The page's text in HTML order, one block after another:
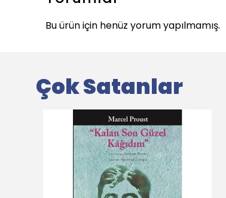
Bu ürün için henüz yorum yapılmamış.
Çok Satanlar